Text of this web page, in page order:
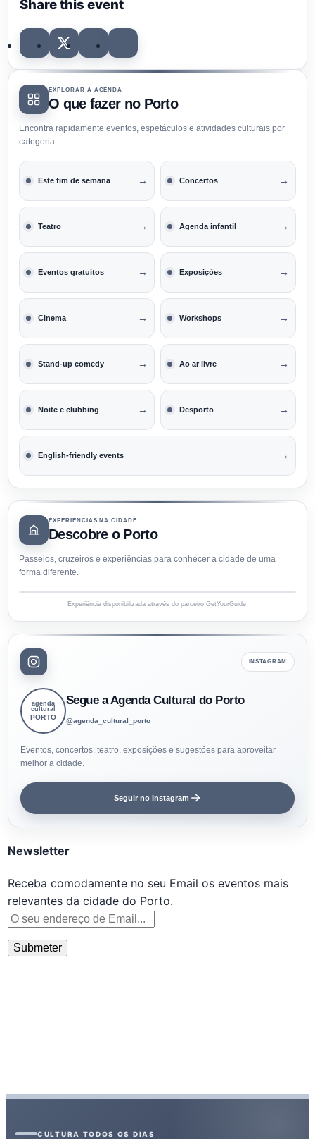
Share this event
EXPLORAR A AGENDA
O que fazer no Porto
Encontra rapidamente eventos, espetáculos e atividades culturais por
categoria.
Este fim de semana → Concertos →
Teatro → Agenda infantil →
Eventos gratuitos → Exposições →
Cinema → Workshops →
Stand-up comedy → Ao ar livre →
Noite e clubbing → Desporto →
English-friendly events →
EXPERIÊNCIAS NA CIDADE
Descobre o Porto
Passeios, cruzeiros e experiências para conhecer a cidade de uma
forma diferente.
Experiência disponibilizada através do parceiro GetYourGuide.
INSTAGRAM
agenda
cultural
PORTO
Segue a Agenda Cultural do Porto
@agenda_cultural_porto
Eventos, concertos, teatro, exposições e sugestões para aproveitar
melhor a cidade.
Seguir no Instagram
Newsletter
Receba comodamente no seu Email os eventos mais
relevantes da cidade do Porto.
CULTURA TODOS OS DIAS